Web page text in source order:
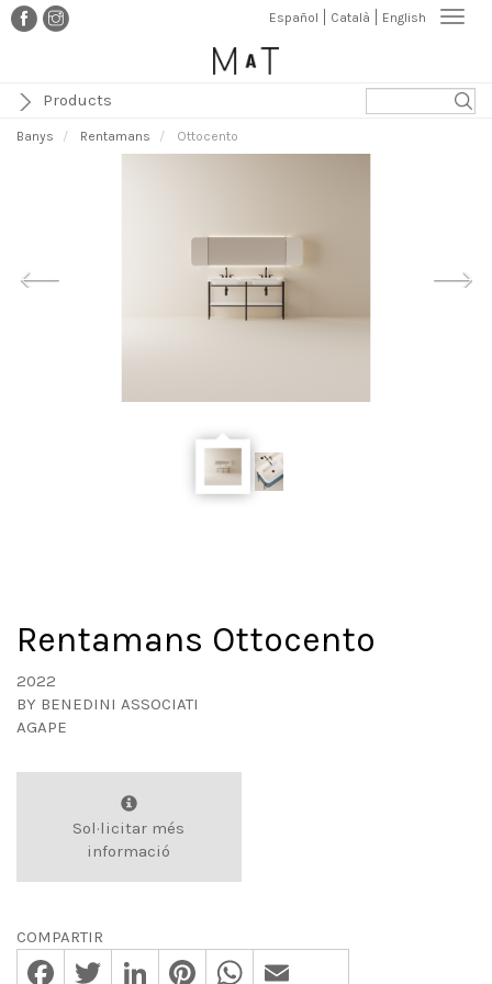
Vés
al
Español Català English
Products
Banys Rentamans Ottocento
Rentamans Ottocento
2022
BY BENEDINI ASSOCIATI
AGAPE
Sol·licitar més
informació
COMPARTIR
FacebookTwitter LinkedInPinterestWhatsApp